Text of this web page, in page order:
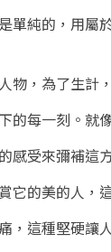
單純的，用屬
物，為了生計
的每一刻。就
感受來彌補這
它的美的人，
，這種堅硬讓